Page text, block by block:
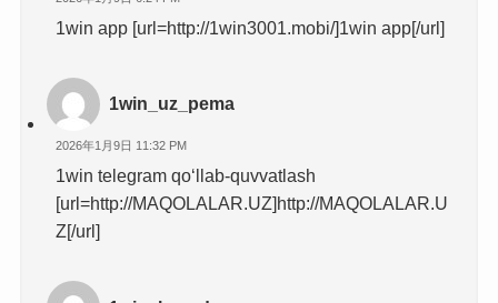
1win app [url=http://1win3001.mobi/]1win app[/url]
1win_uz_pema
2026年1月9日 11:32 PM
1win telegram qo‘llab-quvvatlash
[url=http://MAQOLALAR.UZ]http://MAQOLALAR.U
Z[/url]